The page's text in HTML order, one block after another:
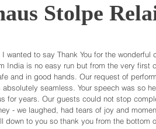
Stolpe
wanted to say Thank You for the
India is no easy run but from the very
and in good hands. Our request of
absolutely seamless. Your speech was so
for years. Our guests could not stop
- we laughed, had tears of joy and
down to you so thank you from the bottom